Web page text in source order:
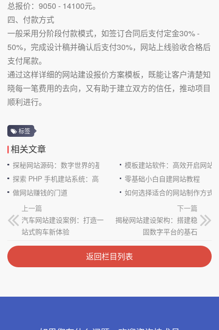
总报价：9050 - 14100元。
四、付款方式
一般采用分阶段付款模式，如签订合同后支付定金30% -
50%，完成设计稿并确认后支付30%，网站上线验收合格后
支付尾款。
通过这样详细的网站建设报价方案模板，既能让客户清楚知
晓每一笔费用的去向，又有助于建立双方的信任，推动项目
顺利进行。
标签
相关文章
探秘网站源码：数字世界的基石
模板建站软件：高效开启网站
探索 PHP 手机建站系统：高效与便捷的完美结合零基础小白自建网站教程
做网站赚钱的门道
如何选择适合的网站制作方式
上一篇
汽车网站建设案例：打造一
站式购车新体验
下一篇
揭秘网站建设架构：搭建稳
固数字平台的基石
返回栏目列表